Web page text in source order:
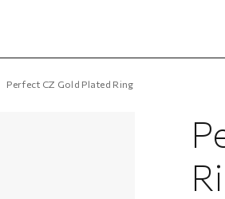
Perfect CZ Gold Plated Ring